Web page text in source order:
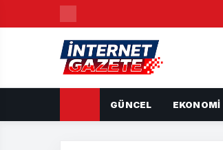
GÜNCEL EKONOMI